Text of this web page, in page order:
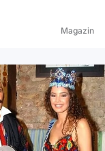
Magazin